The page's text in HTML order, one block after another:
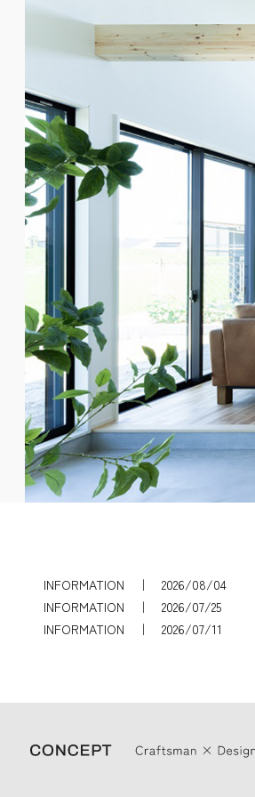
INFORMATION ｜ 2026/08/04
INFORMATION ｜ 2026/07/25
INFORMATION ｜ 2026/07/11